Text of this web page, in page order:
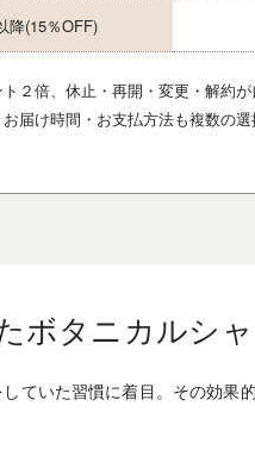
降(15％OFF)
２倍、休止・再開・変更・解約
届け時間・お支払方法も複数の選
ボタニカルシ
ていた習慣に着目。その効